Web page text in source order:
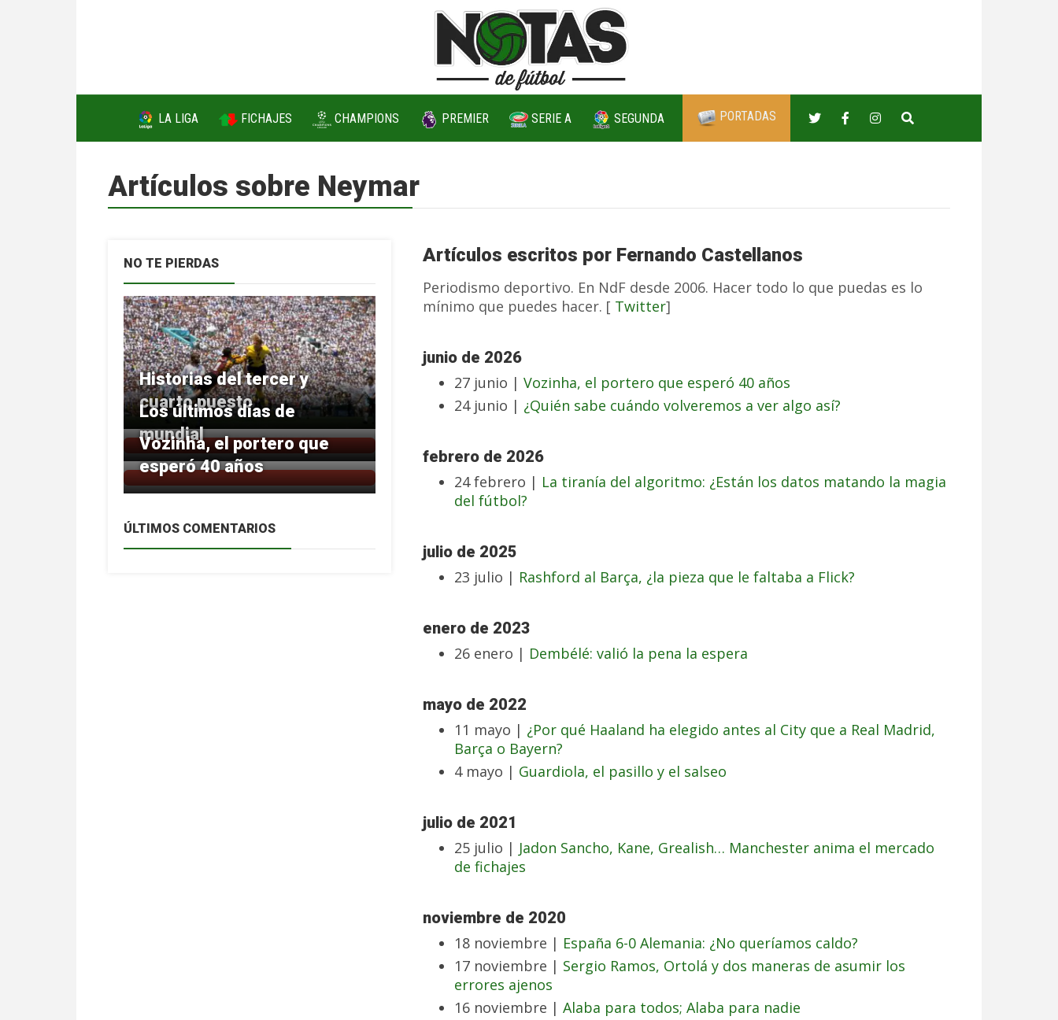
LA LIGA FICHAJES CHAMPIONS PREMIER SERIE A SEGUNDA PORTADAS
Artículos sobre Neymar
Artículos escritos por Fernando Castellanos
Periodismo deportivo. En NdF desde 2006. Hacer todo lo que puedas es lo
mínimo que puedes hacer. [ Twitter]
junio de 2026
27 junio | Vozinha, el portero que esperó 40 años
24 junio | ¿Quién sabe cuándo volveremos a ver algo así?
febrero de 2026
24 febrero | La tiranía del algoritmo: ¿Están los datos matando la magia
del fútbol?
julio de 2025
23 julio | Rashford al Barça, ¿la pieza que le faltaba a Flick?
enero de 2023
26 enero | Dembélé: valió la pena la espera
mayo de 2022
11 mayo | ¿Por qué Haaland ha elegido antes al City que a Real Madrid,
Barça o Bayern?
4 mayo | Guardiola, el pasillo y el salseo
julio de 2021
25 julio | Jadon Sancho, Kane, Grealish… Manchester anima el mercado
de fichajes
noviembre de 2020
18 noviembre | España 6-0 Alemania: ¿No queríamos caldo?
17 noviembre | Sergio Ramos, Ortolá y dos maneras de asumir los
errores ajenos
16 noviembre | Alaba para todos; Alaba para nadie
NO TE PIERDAS
Historias del tercer y
cuarto puesto
Los últimos días de
mundial
Vozinha, el portero que
esperó 40 años
ÚLTIMOS COMENTARIOS